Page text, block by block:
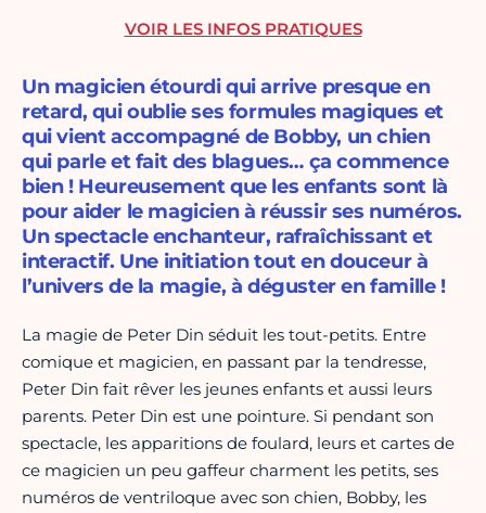
Un magicien étourdi qui arrive presque en
retard, qui oublie ses formules magiques et
qui vient accompagné de Bobby, un chien
qui parle et fait des blagues… ça commence
bien ! Heureusement que les enfants sont là
pour aider le magicien à réussir ses numéros.
Un spectacle enchanteur, rafraîchissant et
interactif. Une initiation tout en douceur à
l’univers de la magie, à déguster en famille !
La magie de Peter Din séduit les tout-petits. Entre
comique et magicien, en passant par la tendresse,
Peter Din fait rêver les jeunes enfants et aussi leurs
parents. Peter Din est une pointure. Si pendant son
spectacle, les apparitions de foulard, leurs et cartes de
ce magicien un peu gaffeur charment les petits, ses
numéros de ventriloque avec son chien, Bobby, les
VOIR LES INFOS PRATIQUES